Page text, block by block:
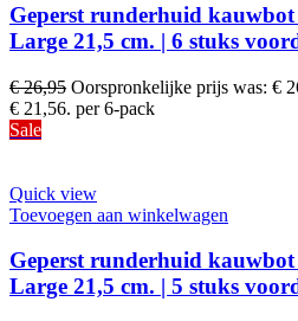
Geperst runderhuid
Large 21,5 cm. | 6 stuks
€26,95 Oorspronkelijke prijs was: €
€ 21,56. per 6-pack
Sale
Quick view
Toevoegen aan winkelwagen
Geperst runderhuid
Large 21,5 cm. | 5 stuks